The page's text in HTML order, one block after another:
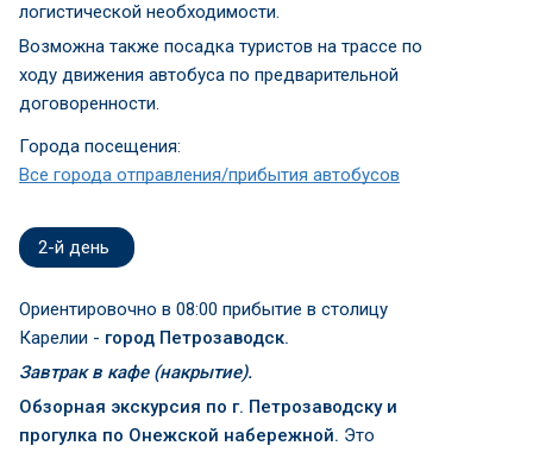
логистической необходимости.
Возможна также посадка туристов на трассе по
ходу движения автобуса по предварительной
договоренности.
Города посещения:
Все города отправления/прибытия автобусов
2-й день
Ориентировочно в 08:00 прибытие в столицу
Карелии - город Петрозаводск.
Завтрак в кафе (накрытие).
Обзорная экскурсия по г. Петрозаводску и
прогулка по Онежской набережной. Это